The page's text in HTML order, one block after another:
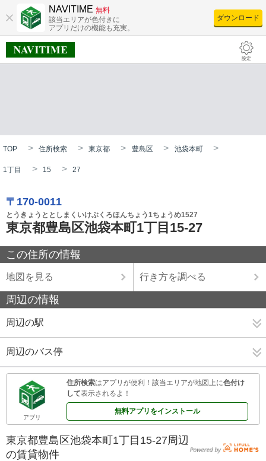
NAVITIME 無料
該当エリアが色付きに
アプリだけの機能も充実。
ダウンロード
TOP 住所検索 東京都 豊島区 池袋本町
1丁目 15 27
〒170-0011
とうきょうととしまくいけぶくろほんちょう1ちょうめ1527
東京都豊島区池袋本町1丁目15-27
この住所の情報
地図を見る 行き方を調べる
周辺の情報
周辺の駅
周辺のバス停
アプリ
住所検索はアプリが便利！該当エリアが地図上に色付け
して表示されるよ！
無料アプリをインストール
東京都豊島区池袋本町1丁目15-27周辺
の賃貸物件